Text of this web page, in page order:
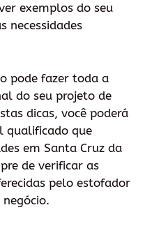
exemplos do seu
necessidades
pode fazer toda a
do seu projeto de
dicas, você poderá
qualificado que
em Santa Cruz da
de verificar as
pelo estofador